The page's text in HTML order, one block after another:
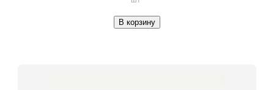
В корзину